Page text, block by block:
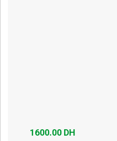
1600.00 DH